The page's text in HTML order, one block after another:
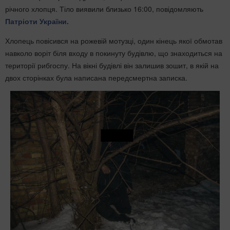
річного хлопця. Тіло виявили близько 16:00, повідомляють
Патріоти України.
Хлопець повісився на рожевій мотузці, один кінець якої обмотав
навколо воріт біля входу в покинуту будівлю, що знаходиться на
території рибгоспу. На вікні будівлі він залишив зошит, в якій на
двох сторінках була написана передсмертна записка.